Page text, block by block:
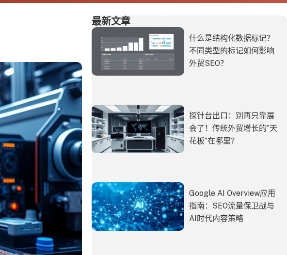
最新文章
什么是结构化数据标记？
不同类型的标记如何影响
外贸SEO？
探针台出口：别再只靠展
会了！传统外贸增长的”天
花板”在哪里？
Google AI Overview应用
指南：SEO流量保卫战与
AI时代内容策略